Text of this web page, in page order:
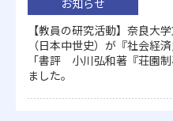
【教員の研究活動】奈良大
（日本中世史）が『社会経
「書評 小川弘和著『荘園
ました。